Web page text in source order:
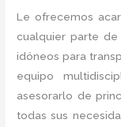
Le ofrecemos
cualquier parte
idóneos para
equipo
asesorarlo de
todas sus